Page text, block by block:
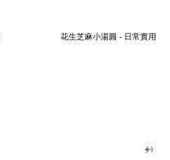
花生芝麻小湯圓 - 日常實用